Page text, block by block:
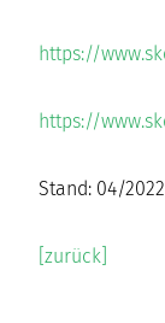
https://
https://
Stand: 04/2022
[zurück]